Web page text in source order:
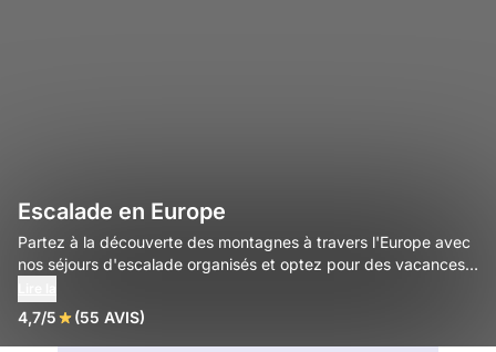
Escalade en Europe
Partez à la découverte des montagnes à travers l'Europe avec
nos séjours d'escalade organisés et optez pour des vacances
4,7/5 (55 AVIS)